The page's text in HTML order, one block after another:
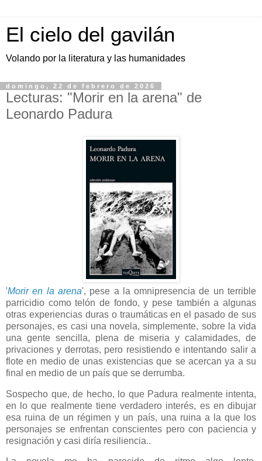
El cielo del gavilán
Volando por la literatura y las humanidades
domingo, 22 de febrero de 2026
Lecturas: "Morir en la arena" de
Leonardo Padura
'Morir en la arena', pese a la omnipresencia de un terrible
parricidio como telón de fondo, y pese también a algunas
otras experiencias duras o traumáticas en el pasado de sus
personajes, es casi una novela, simplemente, sobre la vida
una gente sencilla, plena de miseria y calamidades, de
privaciones y derrotas, pero resistiendo e intentando salir a
flote en medio de unas existencias que se acercan ya a su
final en medio de un país que se derrumba.
Sospecho que, de hecho, lo que Padura realmente intenta,
en lo que realmente tiene verdadero interés, es en dibujar
esa ruina de un régimen y un país, una ruina a la que los
personajes se enfrentan conscientes pero con paciencia y
resignación y casi diría resiliencia..